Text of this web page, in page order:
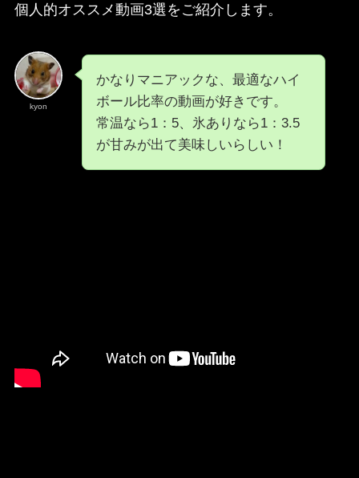
個人的オススメ動画3選をご紹介します。
kyon
かなりマニアックな、最適なハイ
ボール比率の動画が好きです。
常温なら1：5、氷ありなら1：3.5
が甘みが出て美味しいらしい！